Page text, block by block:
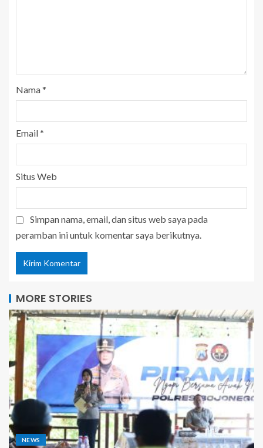
Nama*
Email*
Situs Web
Simpan nama, email, dan situs web saya pada
peramban ini untuk komentar saya berikutnya.
MORE STORIES
NEWS